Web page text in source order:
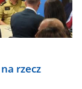
rzecz